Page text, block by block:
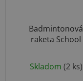
Badmintonová
raketa School
Skladom (2 ks)